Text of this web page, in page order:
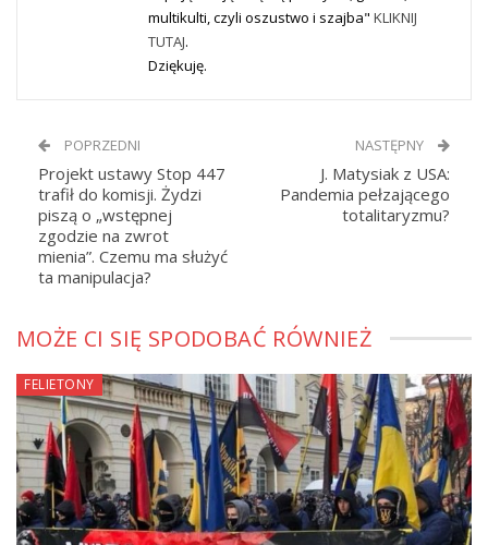
multikulti, czyli oszustwo i szajba" KLIKNIJ
TUTAJ.
Dziękuję.
POPRZEDNI
Projekt ustawy Stop 447
trafił do komisji. Żydzi
piszą o „wstępnej
zgodzie na zwrot
mienia”. Czemu ma służyć
ta manipulacja?
NASTĘPNY
J. Matysiak z USA:
Pandemia pełzającego
totalitaryzmu?
MOŻE CI SIĘ SPODOBAĆ RÓWNIEŻ
FELIETONY